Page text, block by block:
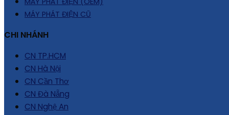
MÁY PHÁT ĐIỆN CŨ
CHI NHÁNH
CN TP.HCM
CN Hà Nội
CN Cần Thơ
CN Đà Nẵng
CN Nghệ An